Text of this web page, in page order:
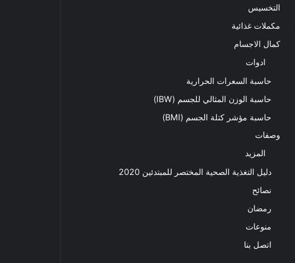
التخسيس
مكملات غذائية
كمال الاجسام
ادوات
حاسبة السعرات الحرارية
حاسبة الوزن المثالي للجسم (IBW)
حاسبة مؤشر كتلة الجسم (BMI)
وصفات
المزيد
دليل التغذية الصحية المختصر للمبتدئين 2020​
نصائح
رمضان
منوعات
اتصل بنا